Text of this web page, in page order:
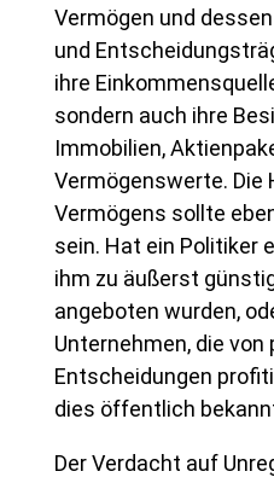
Vermögen und
und
ihre
sondern auch ihre
Immobilien,
Vermögenswerte. Die
Vermögens sollte
sein. Hat ein Politiker
ihm zu äußerst
angeboten wurden,
Unternehmen, die
Entscheidungen
dies öffentlich
Der Verdacht auf